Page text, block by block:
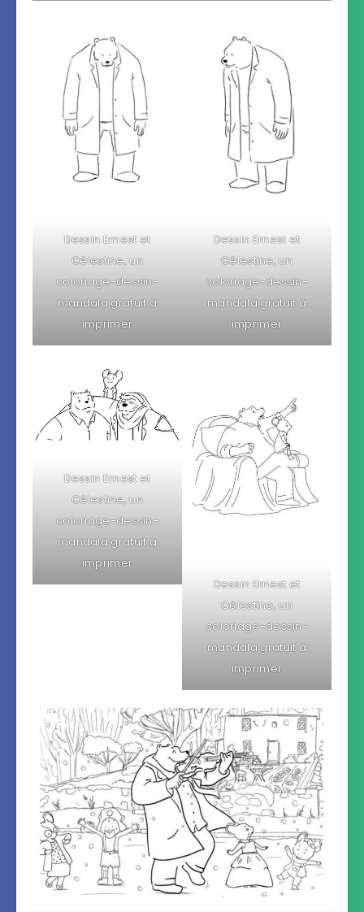
Dessin Ernest et
Célestine, un
coloriage-dessin-
mandala gratuit à
imprimer
Dessin Ernest et
Célestine, un
coloriage-dessin-
mandala gratuit à
imprimer
Dessin Ernest et
Célestine, un
coloriage-dessin-
mandala gratuit à
imprimer
Dessin Ernest et
Célestine, un
coloriage-dessin-
mandala gratuit à
imprimer